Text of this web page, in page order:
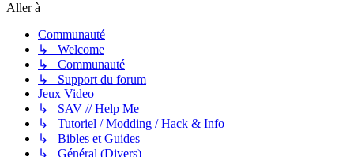
Aller à
Communauté
↳ Welcome
↳ Communauté
↳ Support du forum
Jeux Video
↳ SAV // Help Me
↳ Tutoriel / Modding / Hack & Info
↳ Bibles et Guides
↳ Général (Divers)